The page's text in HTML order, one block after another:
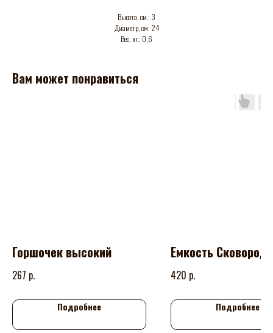
Высота, см.: 3
Диаметр, см: 24
Вес, кг.: 0,6
Вам может понравиться
Горшочек высокий
267 р.
Подробнее
Емкость Сковорода
420 р.
Подробнее